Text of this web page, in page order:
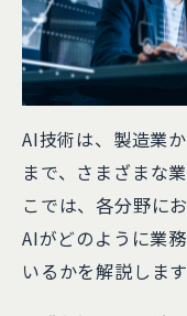
AI技術は、製造業
まで、さまざまな
こでは、各分野に
AIがどのように業
いるかを解説します